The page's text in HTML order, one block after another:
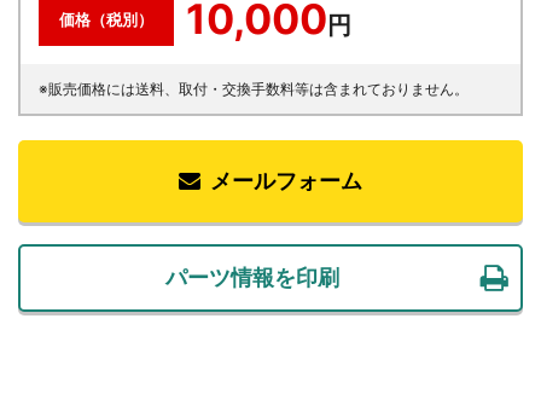
価格（税別） 10,000 円
※販売価格には送料、取付・交換手数料等は含まれておりません。
メールフォーム
パーツ情報を印刷